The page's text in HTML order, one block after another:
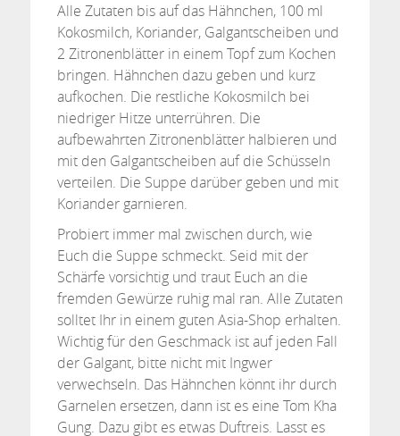
Alle Zutaten bis auf das Hähnchen, 100 ml
Kokosmilch, Koriander, Galgantscheiben und
2 Zitronenblätter in einem Topf zum Kochen
bringen. Hähnchen dazu geben und kurz
aufkochen. Die restliche Kokosmilch bei
niedriger Hitze unterrühren. Die
aufbewahrten Zitronenblätter halbieren und
mit den Galgantscheiben auf die Schüsseln
verteilen. Die Suppe darüber geben und mit
Koriander garnieren.
Probiert immer mal zwischen durch, wie
Euch die Suppe schmeckt. Seid mit der
Schärfe vorsichtig und traut Euch an die
fremden Gewürze ruhig mal ran. Alle Zutaten
solltet Ihr in einem guten Asia-Shop erhalten.
Wichtig für den Geschmack ist auf jeden Fall
der Galgant, bitte nicht mit Ingwer
verwechseln. Das Hähnchen könnt ihr durch
Garnelen ersetzen, dann ist es eine Tom Kha
Gung. Dazu gibt es etwas Duftreis. Lasst es